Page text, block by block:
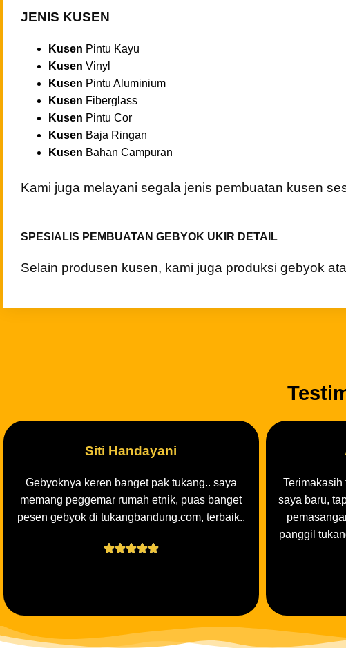
KusenFiberglass
Kusen Baja Ringan
Kusen Bahan Campuran
Kami juga melayani segala jenis pembuatan kusen
SPESIALIS PEMBUATAN GEBYOK UKIR DETAIL
Selain produsen kusen, kami juga produksi gebyok
memang peggemar rumah etnik, puas banget
saya baru,
panggil
Kenapa Memilih